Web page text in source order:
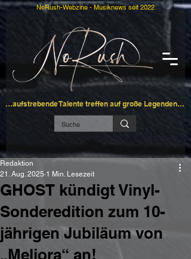
…aufstrebende Talente treffen auf große Legenden…
NoRush-Webzine - Musiknews seit 2022
GHOST kündigt Vinyl-
Sonderedition zum 10-
jährigen Jubiläum von
„Meliora“ an!
Redaktion
21. Aug. 2025 1 Min. Lesezeit